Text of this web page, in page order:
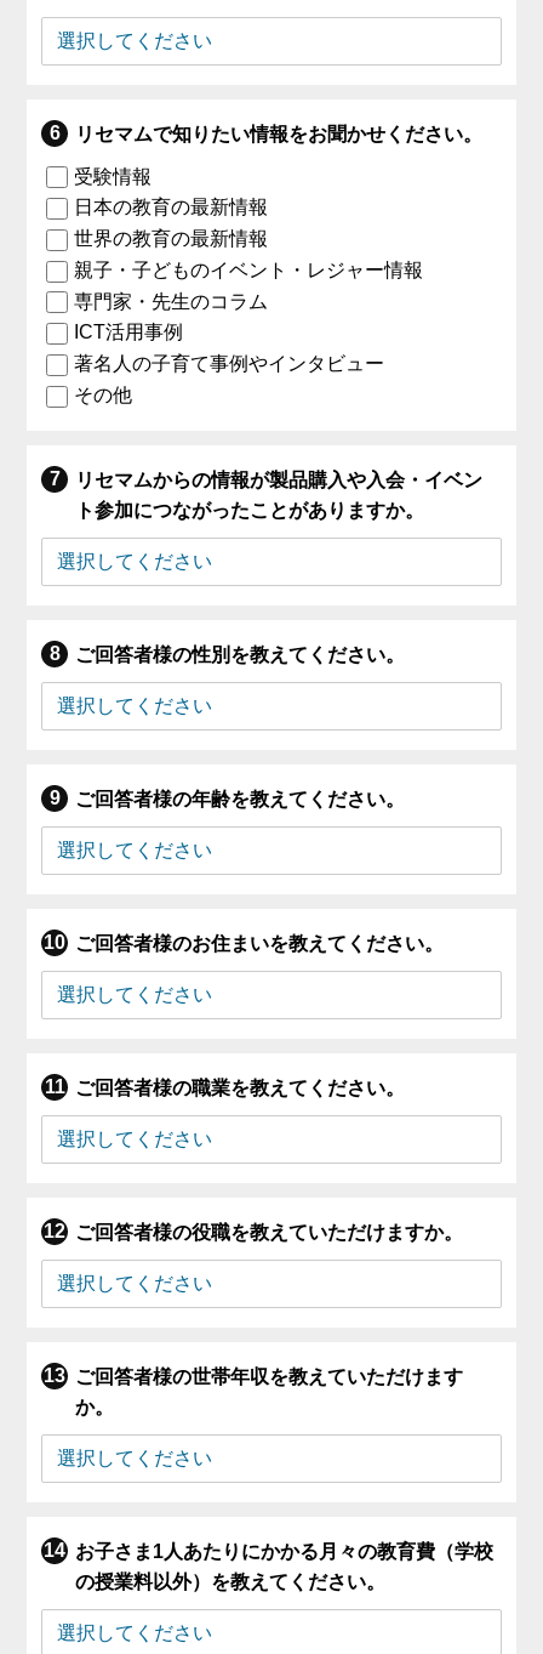
リセマムで知りたい情報をお聞かせください。
受験情報
日本の教育の最新情報
世界の教育の最新情報
親子・子どものイベント・レジャー情報
専門家・先生のコラム
ICT活用事例
著名人の子育て事例やインタビュー
その他
リセマムからの情報が製品購入や入会・イベン
ト参加につながったことがありますか。
ご回答者様の性別を教えてください。
ご回答者様の年齢を教えてください。
ご回答者様のお住まいを教えてください。
ご回答者様の職業を教えてください。
ご回答者様の役職を教えていただけますか。
ご回答者様の世帯年収を教えていただけます
か。
お子さま1人あたりにかかる月々の教育費（学校
の授業料以外）を教えてください。